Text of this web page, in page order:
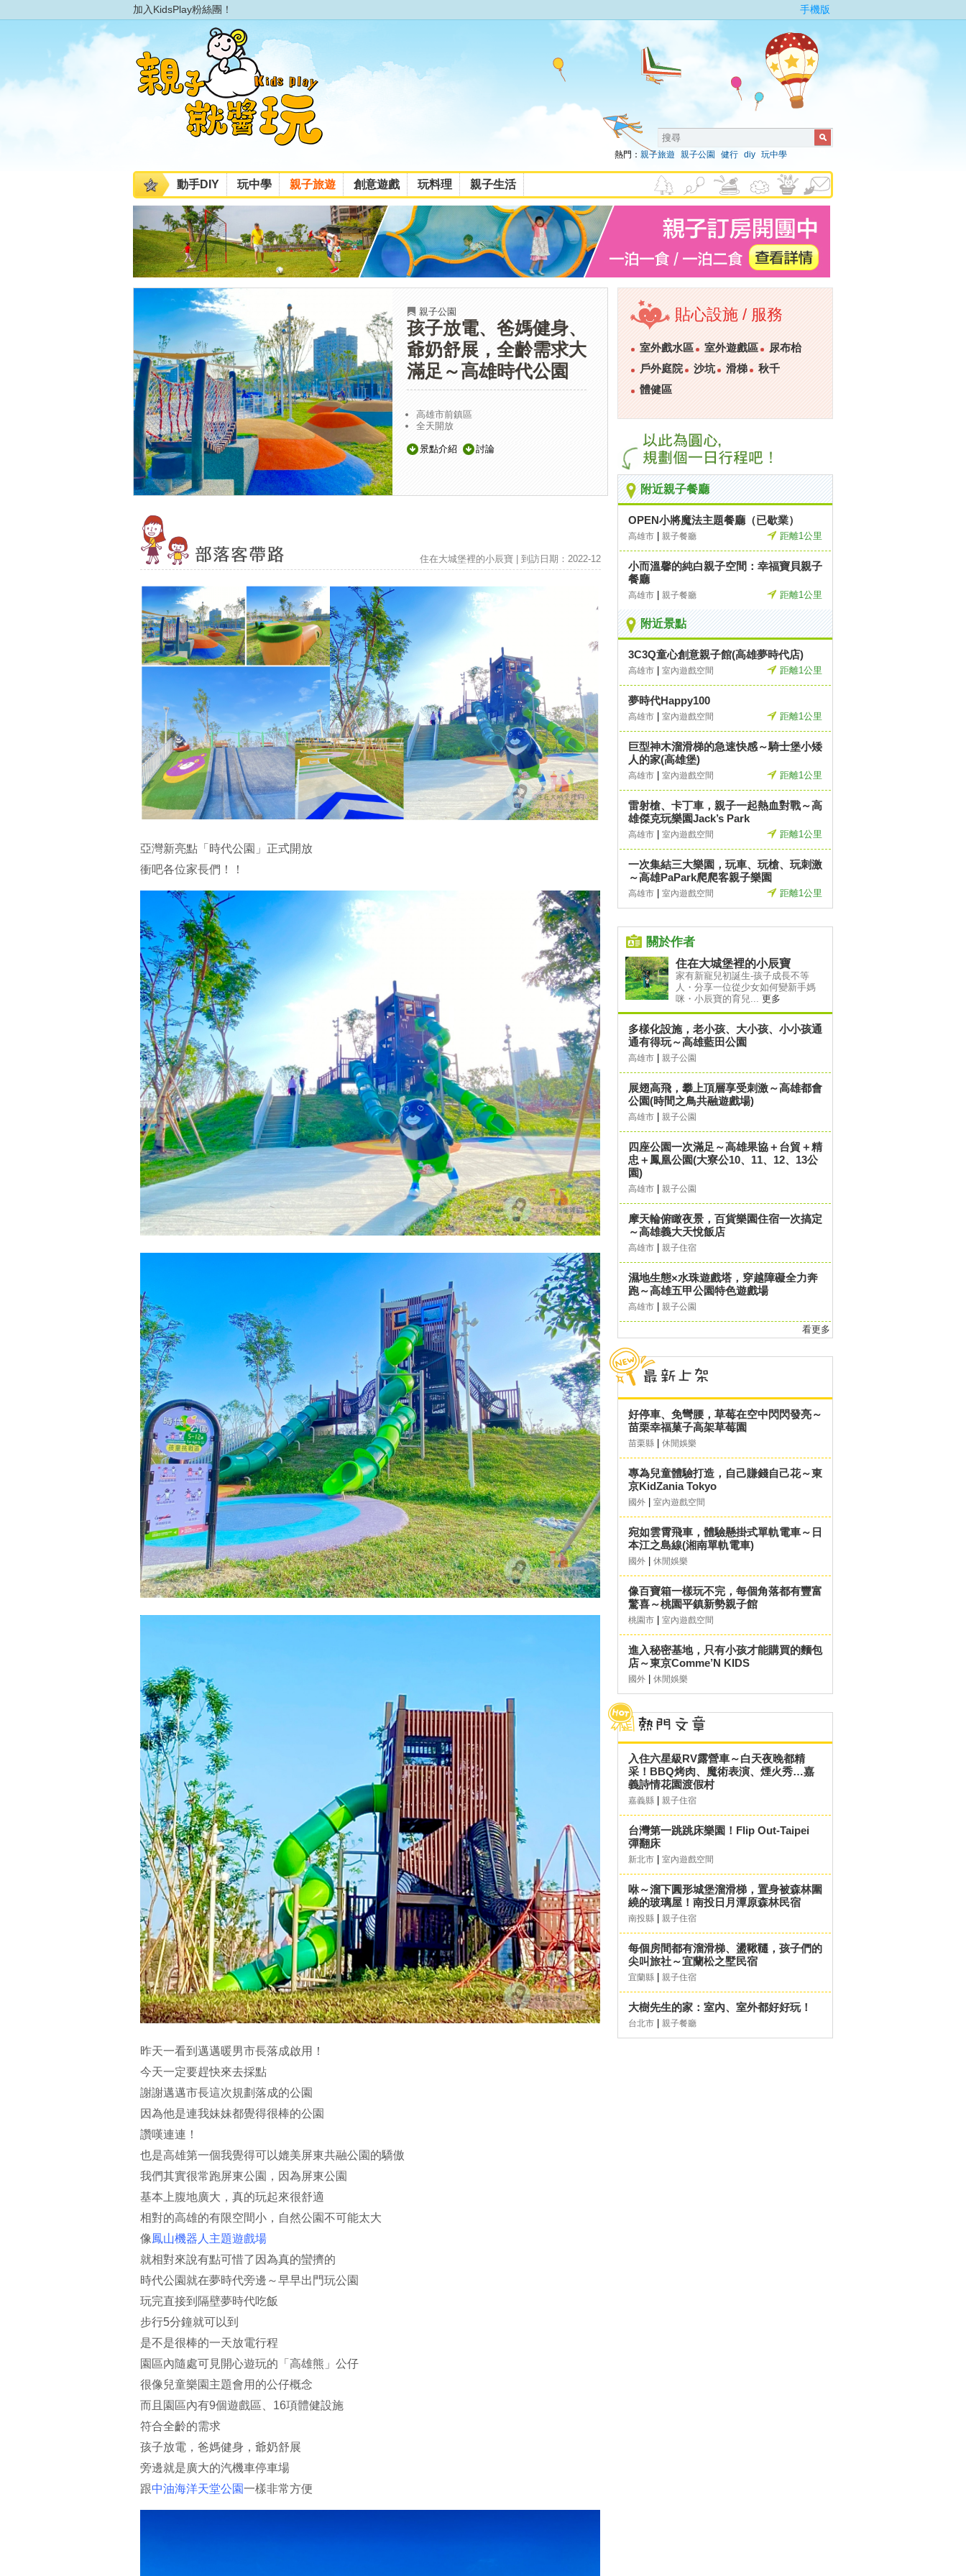
加入KidsPlay粉絲團！ 手機版
熱門： 親子旅遊 親子公園 健行 diy 玩中學
動手DIY 玩中學 親子旅遊 創意遊戲 玩料理 親子生活
親子公園
孩子放電、爸媽健身、
爺奶舒展，全齡需求大
滿足～高雄時代公園
高雄市前鎮區
全天開放
景點介紹 討論
住在大城堡裡的小辰寶 | 到訪日期：2022-12
亞灣新亮點「時代公園」正式開放
衝吧各位家長們！！
昨天一看到邁邁暖男市長落成啟用！
今天一定要趕快來去採點
謝謝邁邁市長這次規劃落成的公園
因為他是連我妹妹都覺得很棒的公園
讚嘆連連！
也是高雄第一個我覺得可以媲美屏東共融公園的驕傲
我們其實很常跑屏東公園，因為屏東公園
基本上腹地廣大，真的玩起來很舒適
相對的高雄的有限空間小，自然公園不可能太大
像鳳山機器人主題遊戲場
就相對來說有點可惜了因為真的蠻擠的
時代公園就在夢時代旁邊～早早出門玩公園
玩完直接到隔壁夢時代吃飯
步行5分鐘就可以到
是不是很棒的一天放電行程
園區內隨處可見開心遊玩的「高雄熊」公仔
很像兒童樂園主題會用的公仔概念
而且園區內有9個遊戲區、16項體健設施
符合全齡的需求
孩子放電，爸媽健身，爺奶舒展
旁邊就是廣大的汽機車停車場
跟中油海洋天堂公園一樣非常方便
貼心設施 / 服務
室外戲水區 室外遊戲區
尿布枱
戶外庭院
沙坑 滑梯
秋千
體健區
附近親子餐廳
OPEN小將魔法主題餐廳（已歇業）
高雄市 親子餐廳 距離1公里
小而溫馨的純白親子空間：幸福寶貝親子
餐廳
高雄市 親子餐廳 距離1公里
附近景點
3C3Q童心創意親子館(高雄夢時代店)
高雄市 室內遊戲空間 距離1公里
夢時代Happy100
高雄市 室內遊戲空間 距離1公里
巨型神木溜滑梯的急速快感～騎士堡小矮
人的家(高雄堡)
高雄市 室內遊戲空間 距離1公里
雷射槍、卡丁車，親子一起熱血對戰～高
雄傑克玩樂園Jack’s Park
高雄市 室內遊戲空間 距離1公里
一次集結三大樂園，玩車、玩槍、玩刺激
～高雄PaPark爬爬客親子樂園
高雄市 室內遊戲空間 距離1公里
關於作者
住在大城堡裡的小辰寶
家有新寵兒初誕生-孩子成長不等
人・分享一位從少女如何變新手媽
咪・小辰寶的育兒... 更多
多樣化設施，老小孩、大小孩、小小孩通
通有得玩～高雄藍田公園
高雄市 親子公園
展翅高飛，攀上頂層享受刺激～高雄都會
公園(時間之鳥共融遊戲場)
高雄市 親子公園
四座公園一次滿足～高雄果協＋台貿＋精
忠＋鳳凰公園(大寮公10、11、12、13公
園)
高雄市 親子公園
摩天輪俯瞰夜景，百貨樂園住宿一次搞定
～高雄義大天悅飯店
高雄市 親子住宿
濕地生態×水珠遊戲塔，穿越障礙全力奔
跑～高雄五甲公園特色遊戲場
高雄市 親子公園
看更多
好停車、免彎腰，草莓在空中閃閃發亮～
苗栗幸福菓子高架草莓園
苗栗縣 休閒娛樂
專為兒童體驗打造，自己賺錢自己花～東
京KidZania Tokyo
國外 室內遊戲空間
宛如雲霄飛車，體驗懸掛式單軌電車～日
本江之島線(湘南單軌電車)
國外 休閒娛樂
像百寶箱一樣玩不完，每個角落都有豐富
驚喜～桃園平鎮新勢親子館
桃園市 室內遊戲空間
進入秘密基地，只有小孩才能購買的麵包
店～東京Comme’N KIDS
國外 休閒娛樂
入住六星級RV露營車～白天夜晚都精
采！BBQ烤肉、魔術表演、煙火秀…嘉
義詩情花園渡假村
嘉義縣 親子住宿
台灣第一跳跳床樂園！Flip Out-Taipei
彈翻床
新北市 室內遊戲空間
咻～溜下圓形城堡溜滑梯，置身被森林圍
繞的玻璃屋！南投日月潭原森林民宿
南投縣 親子住宿
每個房間都有溜滑梯、盪鞦韆，孩子們的
尖叫旅社～宜蘭松之墅民宿
宜蘭縣 親子住宿
大樹先生的家：室內、室外都好好玩！
台北市 親子餐廳